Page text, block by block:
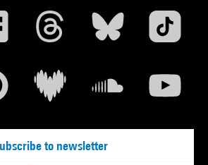
to newsletter